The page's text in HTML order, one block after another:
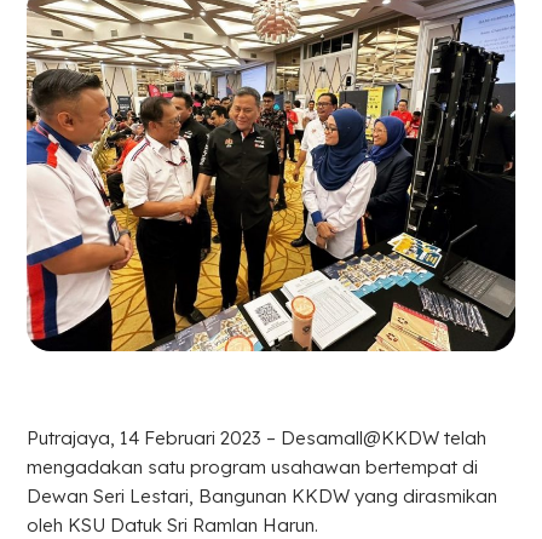
Putrajaya, 14 Februari 2023 – Desamall@KKDW telah
mengadakan satu program usahawan bertempat di
Dewan Seri Lestari, Bangunan KKDW yang dirasmikan
oleh KSU Datuk Sri Ramlan Harun.